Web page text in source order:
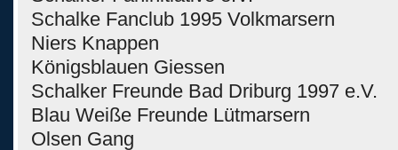
Schalke Fanclub 1995 Volkmarsern
Niers Knappen
Königsblauen Giessen
Schalker Freunde Bad Driburg 1997 e.V.
Blau Weiße Freunde Lütmarsern
Olsen Gang